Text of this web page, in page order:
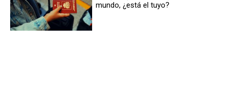
mundo, ¿está el tuyo?